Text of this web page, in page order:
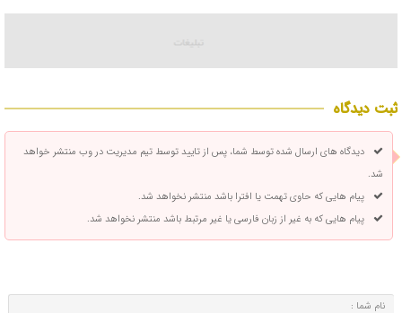
ثبت دیدگاه
دیدگاه های ارسال شده توسط شما، پس از تایید توسط تیم مدیریت در وب منتشر خواهد
شد.
پیام هایی که حاوی تهمت یا افترا باشد منتشر نخواهد شد.
پیام هایی که به غیر از زبان فارسی یا غیر مرتبط باشد منتشر نخواهد شد.